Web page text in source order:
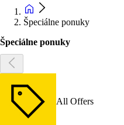
Špeciálne ponuky
Špeciálne ponuky
All Offers